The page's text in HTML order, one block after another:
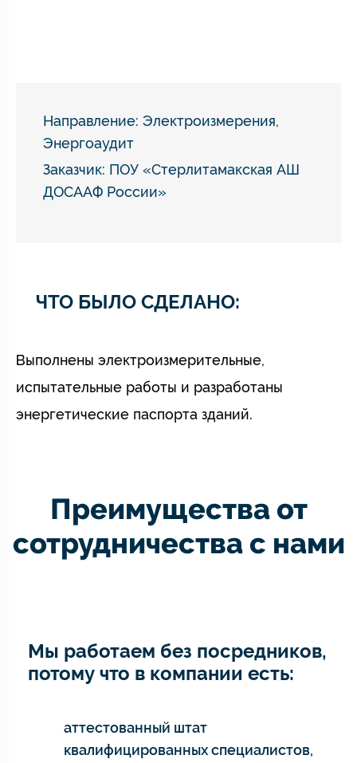
Направление: Электроизмерения,
Энергоаудит
Заказчик: ПОУ «Стерлитамакская АШ
ДОСААФ России»
ЧТО БЫЛО СДЕЛАНО:
Выполнены электроизмерительные,
испытательные работы и разработаны
энергетические паспорта зданий.
Преимущества от
сотрудничества с нами
Мы работаем без посредников,
потому что в компании есть:
аттестованный штат
квалифицированных специалистов,